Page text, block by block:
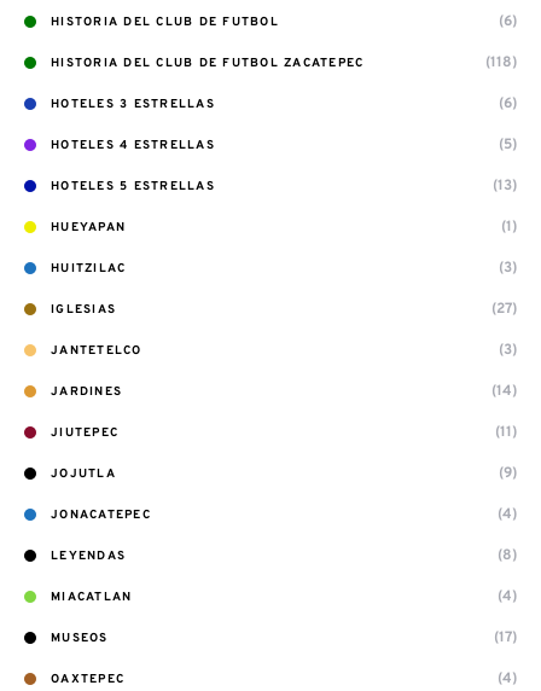
HISTORIA DEL CLUB DE FUTBOL (6)
HISTORIA DEL CLUB DE FUTBOL ZACATEPEC (118)
HOTELES 3 ESTRELLAS (6)
HOTELES 4 ESTRELLAS (5)
HOTELES 5 ESTRELLAS (13)
HUEYAPAN (1)
HUITZILAC (3)
IGLESIAS (27)
JANTETELCO (3)
JARDINES (14)
JIUTEPEC (11)
JOJUTLA (9)
JONACATEPEC (4)
LEYENDAS (8)
MIACATLAN (4)
MUSEOS (17)
OAXTEPEC (4)